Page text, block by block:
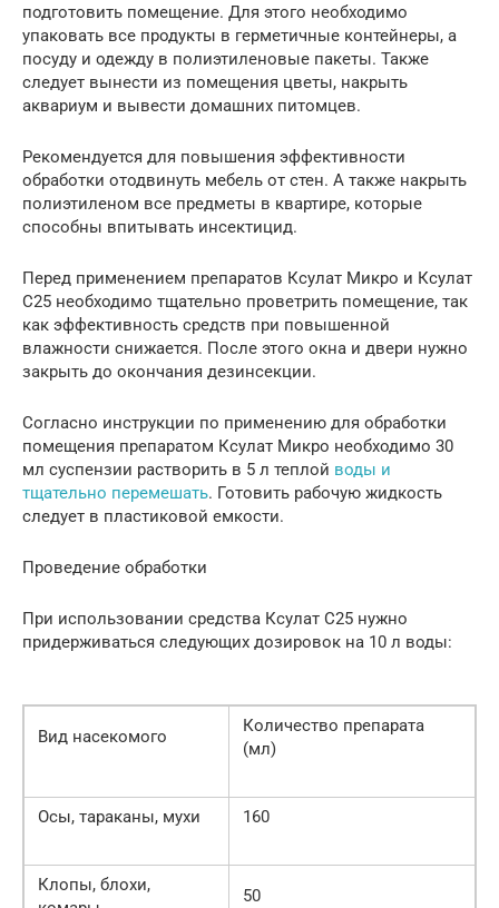
подготовить помещение. Для этого необходимо
упаковать все продукты в герметичные контейнеры, а
посуду и одежду в полиэтиленовые пакеты. Также
следует вынести из помещения цветы, накрыть
аквариум и вывести домашних питомцев.
Рекомендуется для повышения эффективности
обработки отодвинуть мебель от стен. А также накрыть
полиэтиленом все предметы в квартире, которые
способны впитывать инсектицид.
Перед применением препаратов Ксулат Микро и Ксулат
С25 необходимо тщательно проветрить помещение, так
как эффективность средств при повышенной
влажности снижается. После этого окна и двери нужно
закрыть до окончания дезинсекции.
Согласно инструкции по применению для обработки
помещения препаратом Ксулат Микро необходимо 30
мл суспензии растворить в 5 л теплой воды и
тщательно перемешать. Готовить рабочую жидкость
следует в пластиковой емкости.
Проведение обработки
При использовании средства Ксулат С25 нужно
придерживаться следующих дозировок на 10 л воды:
Вид насекомого
Количество препарата
(мл)
Осы, тараканы, мухи 160
Клопы, блохи,
50